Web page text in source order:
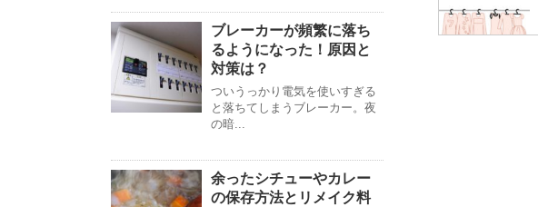
ブレーカーが頻繁に落ち
るようになった！原因と
対策は？
ついうっかり電気を使いすぎる
と落ちてしまうブレーカー。夜
の暗...
余ったシチューやカレー
の保存方法とリメイク料